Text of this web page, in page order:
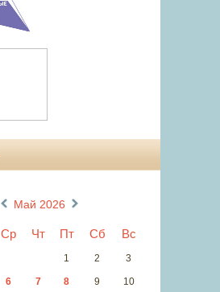
Май 2026
Ср Чт Пт Сб Вс
1 2 3
6 7 8 9 10